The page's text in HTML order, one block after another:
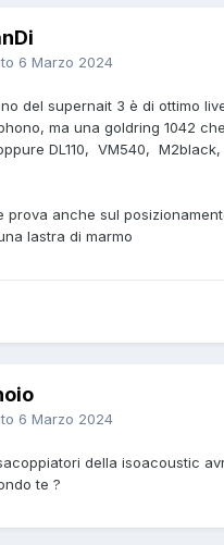
6 Marzo 2024
del supernait 3 è di ottimo
ma una goldring 1042
DL110, VM540,
prova anche sul
lastra di marmo
6 Marzo 2024
della isoacoustic
te ?